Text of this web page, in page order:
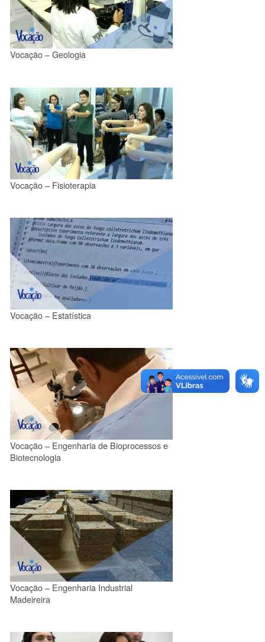
Vocação – Geologia
Vocação – Fisioterapia
Vocação – Estatística
Vocação – Engenharia de Bioprocessos e
Biotecnologia
Vocação – Engenharia Industrial
Madeireira